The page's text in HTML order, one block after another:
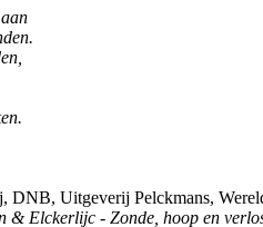
DNB, Uitgeverij Pelckmans,
& Elckerlijc - Zonde, hoop en